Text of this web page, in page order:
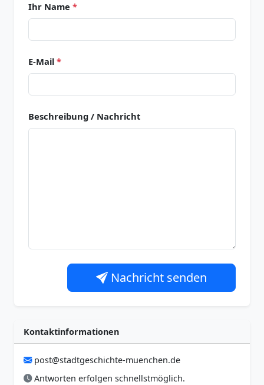
Ihr Name *
E-Mail *
Beschreibung / Nachricht
Nachricht senden
Kontaktinformationen
post@stadtgeschichte-muenchen.de
Antworten erfolgen schnellstmöglich.